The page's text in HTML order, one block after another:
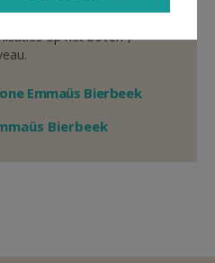
Hier vind je links naar de
op het boven-,
Emmaüs Bierbeek
Bierbeek